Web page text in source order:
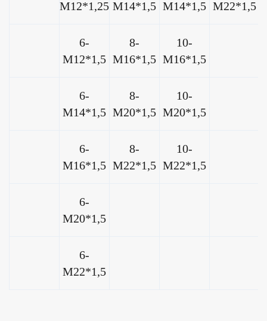
M12*1,25 M14*1,5 M14*1,5 M22*1,5
6-
M12*1,5
8-
M16*1,5
10-
M16*1,5
6-
M14*1,5
8-
M20*1,5
10-
M20*1,5
6-
M16*1,5
8-
M22*1,5
10-
M22*1,5
6-
M20*1,5
6-
M22*1,5